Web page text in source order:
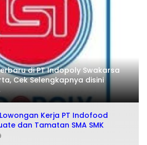
di PT Indopoly Swakarsa
Cek Selengkapnya disini
Kerja PT Indofood
dan Tamatan SMA SMK